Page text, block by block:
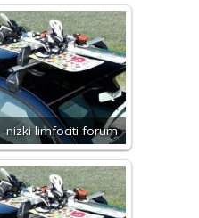
nizki limfociti forum